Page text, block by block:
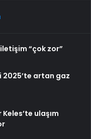
“çok zor”
artan gaz
ulaşım